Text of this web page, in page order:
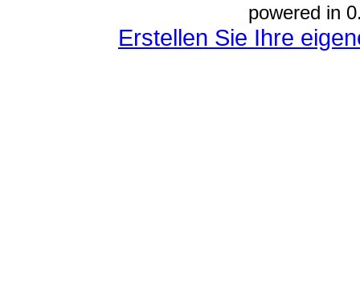
powered in
Erstellen Sie Ihre